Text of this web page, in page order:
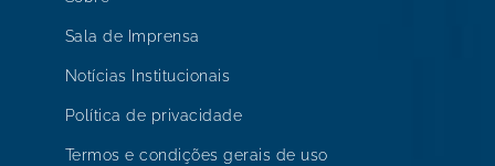
Sala de Imprensa
Notícias Institucionais
Política de privacidade
Termos e condições gerais de uso